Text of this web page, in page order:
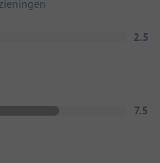
2.5
7.5